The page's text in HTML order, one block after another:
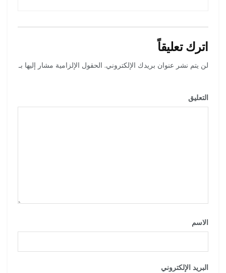
اترك تعليقاً
لن يتم نشر عنوان بريدك الإلكتروني. الحقول الإلزامية مشار إليها بـ
التعليق
الاسم
البريد الإلكتروني